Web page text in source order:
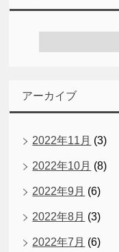
アーカイブ
2022年11月 (3)
2022年10月 (8)
2022年9月 (6)
2022年8月 (3)
2022年7月 (6)